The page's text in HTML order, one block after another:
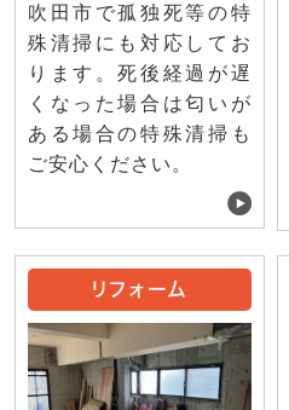
吹田市で孤独死等の特
殊清掃にも対応してお
ります。死後経過が遅
くなった場合は匂いが
ある場合の特殊清掃も
ご安心ください。
リフォーム